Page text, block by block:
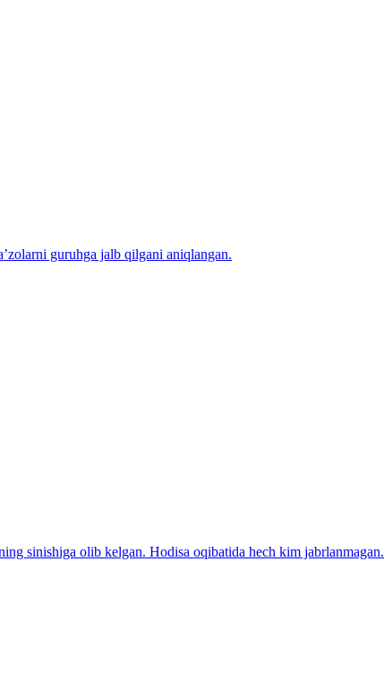
guruhga jalb qilgani aniqlangan.
sinishiga olib kelgan. Hodisa oqibatida hech kim jabrlanmagan.